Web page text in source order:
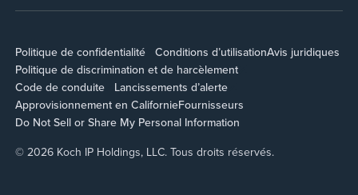
Politique de confidentialité Conditions d’utilisationAvis juridiques
Politique de discrimination et de harcèlement
Code de conduite
Lancissements d’alerte
Approvisionnement en CalifornieFournisseurs
Do Not Sell or Share My Personal Information
© 2026 Koch IP Holdings, LLC. Tous droits réservés.